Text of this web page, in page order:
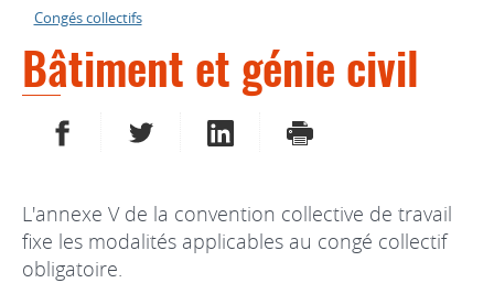
Congés collectifs
Bâtiment et génie civil
PARTAGER SUR FACEBOOK
PARTAGER SUR TWITTER
PARTAGER SUR LINKEDIN
IMPRIMER
L'annexe V de la convention collective de travail
fixe les modalités applicables au congé collectif
obligatoire.